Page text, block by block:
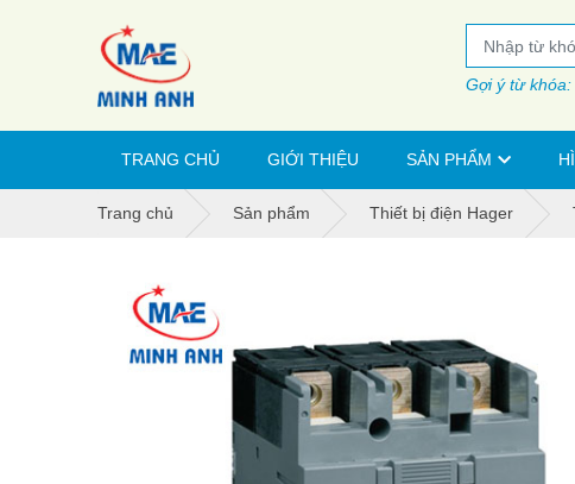
Gợi ý từ khóa:
TRANG CHỦ GIỚI THIỆU SẢN PHẨM
Trang chủ Sản phẩm Thiết bị điện Hager